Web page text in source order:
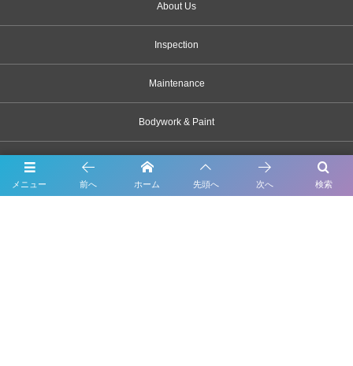
About Us
Inspection
Maintenance
Bodywork & Paint
Body coating
メニュー 検索
前へ ホーム 先頭へ 次へ